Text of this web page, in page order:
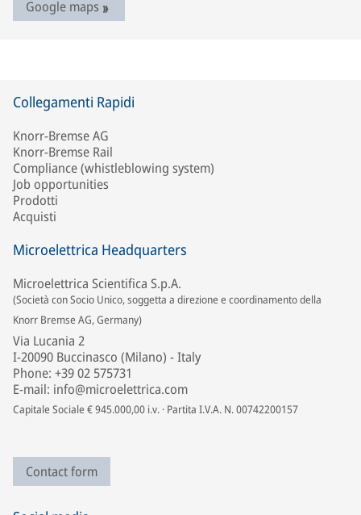
Google maps
Collegamenti Rapidi
Knorr-Bremse AG
Knorr-Bremse Rail
Compliance (whistleblowing system)
Job opportunities
Prodotti
Acquisti
Microelettrica Headquarters
Microelettrica Scientifica S.p.A.
(Società con Socio Unico, soggetta a direzione e coordinamento della
Knorr Bremse AG, Germany)
Via Lucania 2
I-20090 Buccinasco (Milano) - Italy
Phone: +39 02 575731
E-mail: info@microelettrica.com
Capitale Sociale € 945.000,00 i.v. · Partita I.V.A. N. 00742200157
Contact form